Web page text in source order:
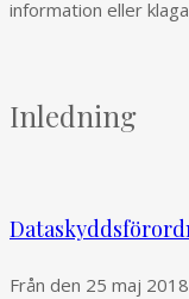
information eller
Inledning
Från den 25 maj